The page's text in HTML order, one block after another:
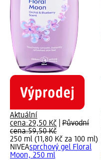
Aktuální
cena:29,50 Kč
Původní
cena:59,50 Kč
250 ml (11,80 Kč za 100 ml)
NIVEAsprchový gel Floral
Moon, 250 ml